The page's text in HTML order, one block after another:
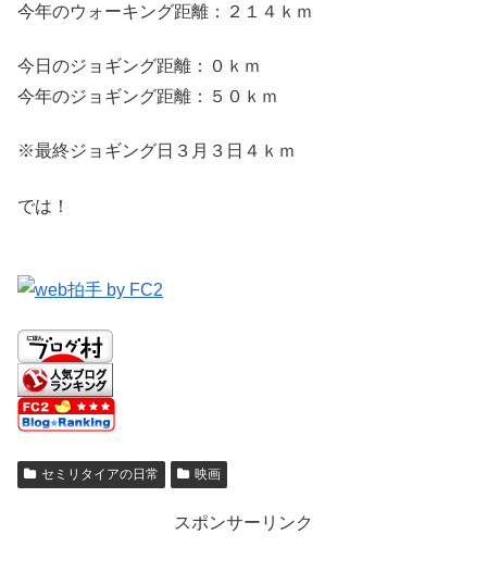
今年のウォーキング距離：２１４ｋｍ
今日のジョギング距離：０ｋｍ
今年のジョギング距離：５０ｋｍ
※最終ジョギング日３月３日４ｋｍ
では！
セミリタイアの日常 映画
スポンサーリンク